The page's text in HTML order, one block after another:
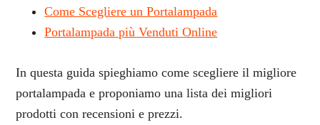
Come Scegliere un Portalampada
Portalampada più Venduti Online
In questa guida spieghiamo come scegliere il migliore
portalampada e proponiamo una lista dei migliori
prodotti con recensioni e prezzi.